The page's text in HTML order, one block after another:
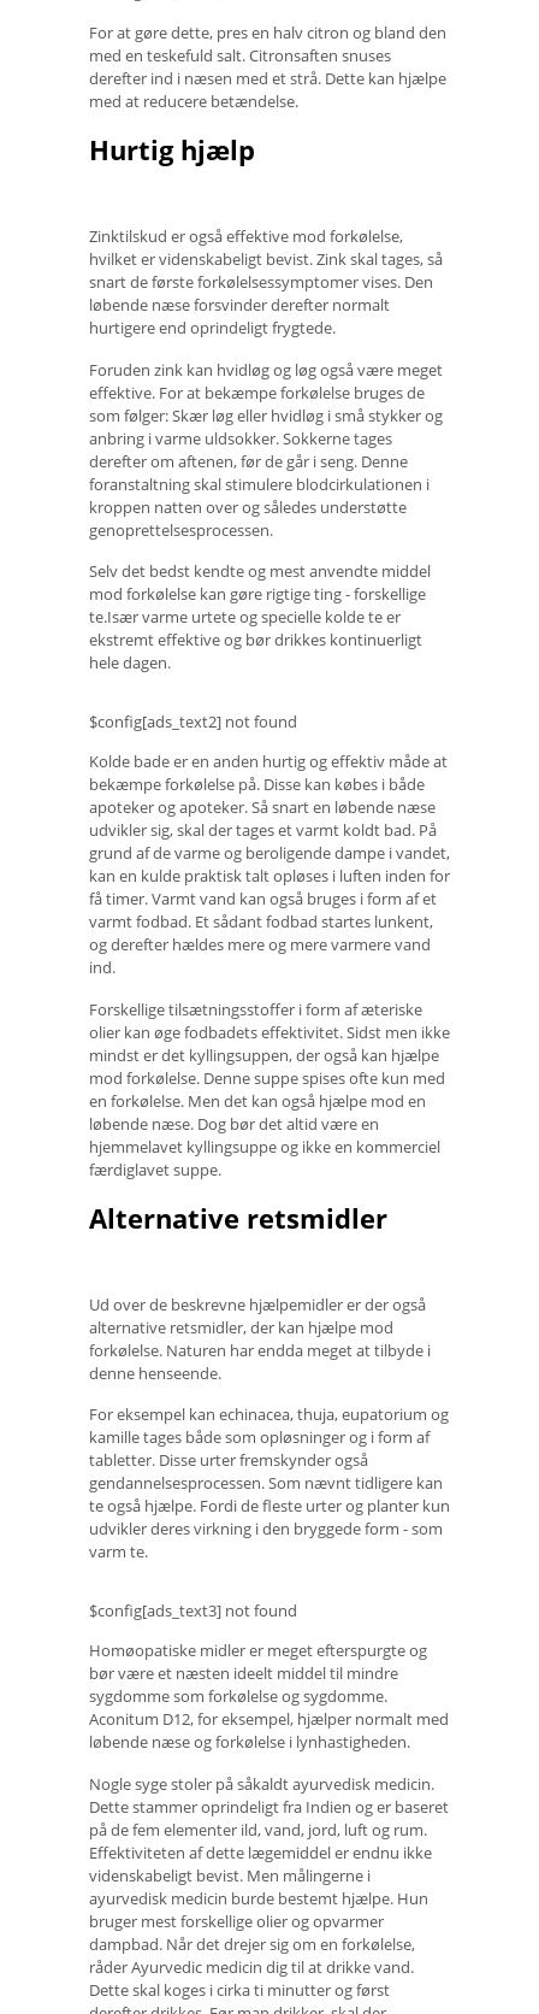
For at gøre dette, pres en halv citron og bland den
med en teskefuld salt. Citronsaften snuses
derefter ind i næsen med et strå. Dette kan hjælpe
med at reducere betændelse.
Hurtig hjælp
Zinktilskud er også effektive mod forkølelse,
hvilket er videnskabeligt bevist. Zink skal tages, så
snart de første forkølelsessymptomer vises. Den
løbende næse forsvinder derefter normalt
hurtigere end oprindeligt frygtede.
Foruden zink kan hvidløg og løg også være meget
effektive. For at bekæmpe forkølelse bruges de
som følger: Skær løg eller hvidløg i små stykker og
anbring i varme uldsokker. Sokkerne tages
derefter om aftenen, før de går i seng. Denne
foranstaltning skal stimulere blodcirkulationen i
kroppen natten over og således understøtte
genoprettelsesprocessen.
Selv det bedst kendte og mest anvendte middel
mod forkølelse kan gøre rigtige ting - forskellige
te.Især varme urtete og specielle kolde te er
ekstremt effektive og bør drikkes kontinuerligt
hele dagen.
$config[ads_text2] not found
Kolde bade er en anden hurtig og effektiv måde at
bekæmpe forkølelse på. Disse kan købes i både
apoteker og apoteker. Så snart en løbende næse
udvikler sig, skal der tages et varmt koldt bad. På
grund af de varme og beroligende dampe i vandet,
kan en kulde praktisk talt opløses i luften inden for
få timer. Varmt vand kan også bruges i form af et
varmt fodbad. Et sådant fodbad startes lunkent,
og derefter hældes mere og mere varmere vand
ind.
Forskellige tilsætningsstoffer i form af æteriske
olier kan øge fodbadets effektivitet. Sidst men ikke
mindst er det kyllingsuppen, der også kan hjælpe
mod forkølelse. Denne suppe spises ofte kun med
en forkølelse. Men det kan også hjælpe mod en
løbende næse. Dog bør det altid være en
hjemmelavet kyllingsuppe og ikke en kommerciel
færdiglavet suppe.
Alternative retsmidler
Ud over de beskrevne hjælpemidler er der også
alternative retsmidler, der kan hjælpe mod
forkølelse. Naturen har endda meget at tilbyde i
denne henseende.
For eksempel kan echinacea, thuja, eupatorium og
kamille tages både som opløsninger og i form af
tabletter. Disse urter fremskynder også
gendannelsesprocessen. Som nævnt tidligere kan
te også hjælpe. Fordi de fleste urter og planter kun
udvikler deres virkning i den bryggede form - som
varm te.
$config[ads_text3] not found
Homøopatiske midler er meget efterspurgte og
bør være et næsten ideelt middel til mindre
sygdomme som forkølelse og sygdomme.
Aconitum D12, for eksempel, hjælper normalt med
løbende næse og forkølelse i lynhastigheden.
Nogle syge stoler på såkaldt ayurvedisk medicin.
Dette stammer oprindeligt fra Indien og er baseret
på de fem elementer ild, vand, jord, luft og rum.
Effektiviteten af ​​dette lægemiddel er endnu ikke
videnskabeligt bevist. Men målingerne i
ayurvedisk medicin burde bestemt hjælpe. Hun
bruger mest forskellige olier og opvarmer
dampbad. Når det drejer sig om en forkølelse,
råder Ayurvedic medicin dig til at drikke vand.
Dette skal koges i cirka ti minutter og først